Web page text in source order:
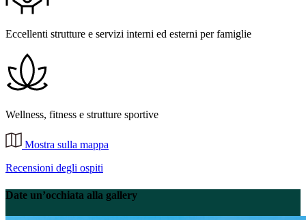
Eccellenti strutture e servizi interni ed esterni per famiglie
Wellness, fitness e strutture sportive
Mostra sulla mappa
Recensioni degli ospiti
Date un’occhiata alla gallery